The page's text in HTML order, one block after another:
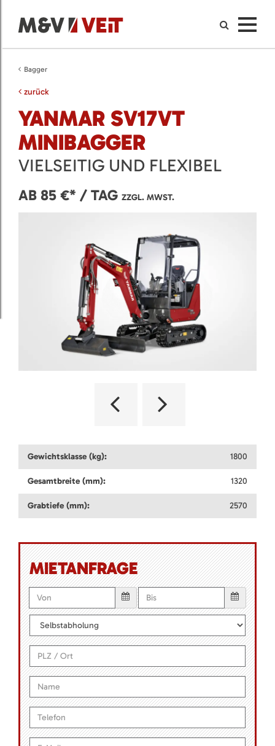
Bagger
zurück
YANMAR SV17VT
MINIBAGGER
VIELSEITIG UND FLEXIBEL
AB 85 €* / TAG ZZGL. MWST.
Gewichtsklasse (kg): 1800
Gesamtbreite (mm): 1320
Grabtiefe (mm): 2570
MIETANFRAGE